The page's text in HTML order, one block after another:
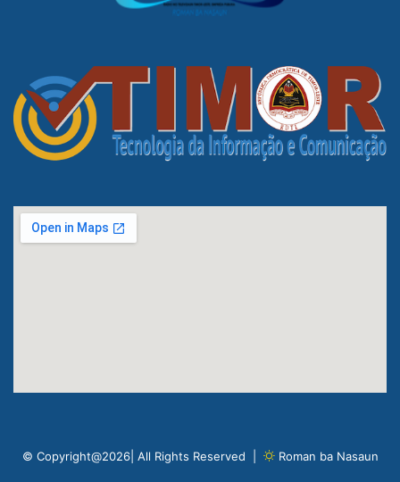
© Copyright@2026| All Rights Reserved | Roman ba Nasaun